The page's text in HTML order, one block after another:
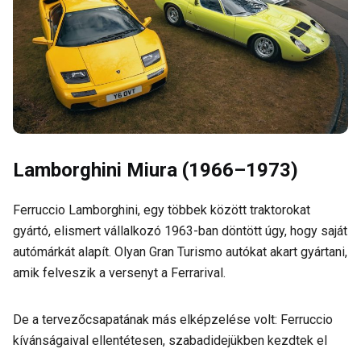
Lamborghini Miura (1966–1973)
Ferruccio Lamborghini, egy többek között traktorokat
gyártó, elismert vállalkozó 1963-ban döntött úgy, hogy saját
autómárkát alapít. Olyan Gran Turismo autókat akart gyártani,
amik felveszik a versenyt a Ferrarival.
De a tervezőcsapatának más elképzelése volt: Ferruccio
kívánságaival ellentétesen, szabadidejükben kezdtek el